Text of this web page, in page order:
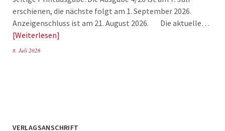
erschienen, die nächste folgt am 1. September 2026.
Anzeigenschluss ist am 21. August 2026. Die aktuelle…
Weiterlesen
8. Juli 2026
VERLAGSANSCHRIFT